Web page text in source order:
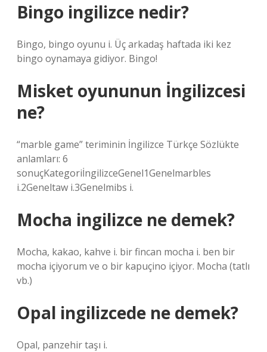
Bingo ingilizce nedir?
Bingo, bingo oyunu i. Üç arkadaş haftada iki kez
bingo oynamaya gidiyor. Bingo!
Misket oyununun İngilizcesi
ne?
“marble game” teriminin İngilizce Türkçe Sözlükte
anlamları: 6
sonuçKategoriİngilizceGenel1Genelmarbles
i.2Geneltaw i.3Genelmibs i.
Mocha ingilizce ne demek?
Mocha, kakao, kahve i. bir fincan mocha i. ben bir
mocha içiyorum ve o bir kapuçino içiyor. Mocha (tatlı
vb.)
Opal ingilizcede ne demek?
Opal, panzehir taşı i.